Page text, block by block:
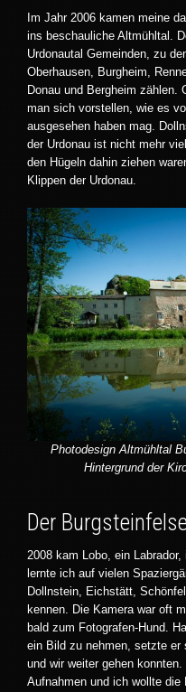
Im Jahr 2006 kamen meine
ins beschauliche Altmühltal.
Urdonautal Gemeinden, zu
Oberhausen, Burgheim,
Donau und Bergheim zählen.
man sich vorstellen, wie es
ausgesehen haben mag.
der Urdonau ist nicht mehr
den Hügeln dahin ziehen
Klippen der Urdonau.
Photodesign Altmühltal
Hintergrund der
Der
2008 kam Lobo, ein
lernte ich auf vielen
Dollnstein, Eichstätt,
kennen. Die Kamera war oft
bald zum Fotografen-Hund.
ein Bild zu nehmen, setzte er
und wir weiter gehen
Aufnahmen und ich wollte